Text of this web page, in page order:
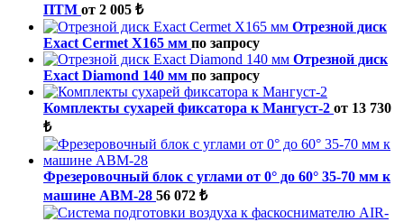
ПТМ от 2 005 ₺
Отрезной диск
Exact Cermet X165 мм по запросу
Отрезной диск
Exact Diamond 140 мм по запросу
Комплекты сухарей фиксатора к Мангуст-2 от 13 730
₺
Фрезеровочный блок с углами от 0° до 60° 35-70 мм к
машине ABM-28 56 072 ₺